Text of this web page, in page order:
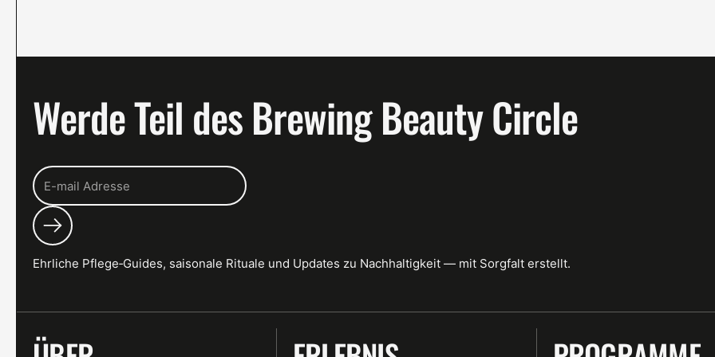
Werde Teil des Brewing Beauty Circle
Abonnieren
Ehrliche Pflege‑Guides, saisonale Rituale und Updates zu Nachhaltigkeit — mit Sorgfalt erstellt.